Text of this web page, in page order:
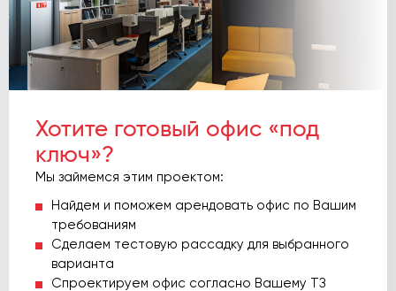
Хотите готовый офис «под
ключ»?
Мы займемся этим проектом:
Найдем и поможем арендовать офис по Вашим
требованиям
Сделаем тестовую рассадку для выбранного
варианта
Спроектируем офис согласно Вашему ТЗ